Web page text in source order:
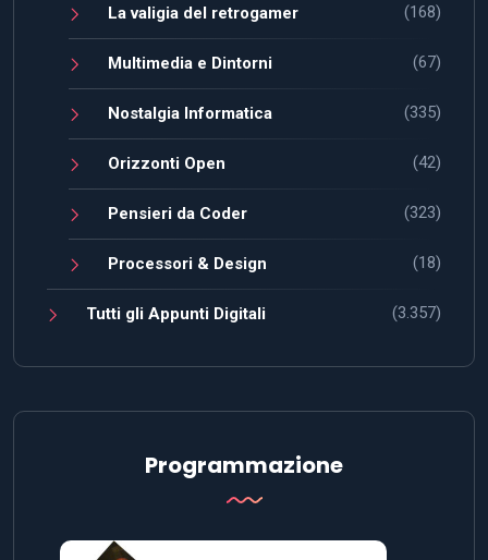
La valigia del retrogamer (168)
Multimedia e Dintorni (67)
Nostalgia Informatica (335)
Orizzonti Open (42)
Pensieri da Coder (323)
Processori & Design (18)
Tutti gli Appunti Digitali (3.357)
Programmazione